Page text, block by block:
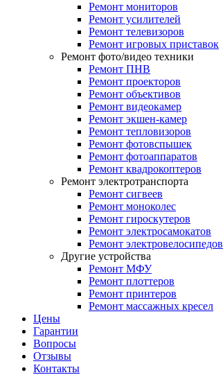
Ремонт мониторов
Ремонт усилителей
Ремонт телевизоров
Ремонт игровых приставок
Ремонт фото/видео техники
Ремонт ПНВ
Ремонт проекторов
Ремонт объективов
Ремонт видеокамер
Ремонт экшен-камер
Ремонт тепловизоров
Ремонт фотовспышек
Ремонт фотоаппаратов
Ремонт квадрокоптеров
Ремонт электротранспорта
Ремонт сигвеев
Ремонт моноколес
Ремонт гироскутеров
Ремонт электросамокатов
Ремонт электровелосипедов
Другие устройства
Ремонт МФУ
Ремонт плоттеров
Ремонт принтеров
Ремонт массажных кресел
Цены
Гарантии
Вопросы
Отзывы
Контакты